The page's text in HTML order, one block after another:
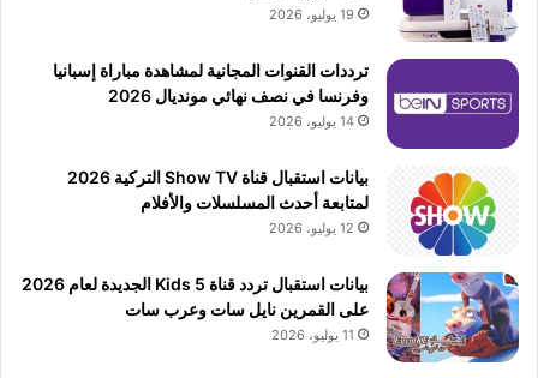
19 يوليو، 2026
ترددات القنوات المجانية لمشاهدة مباراة إسبانيا
وفرنسا في نصف نهائي مونديال 2026
14 يوليو، 2026
بيانات استقبال قناة Show TV التركية 2026
لمتابعة أحدث المسلسلات والأفلام
12 يوليو، 2026
بيانات استقبال تردد قناة 5 Kids الجديدة لعام 2026
على القمرين نايل سات وعرب سات
11 يوليو، 2026